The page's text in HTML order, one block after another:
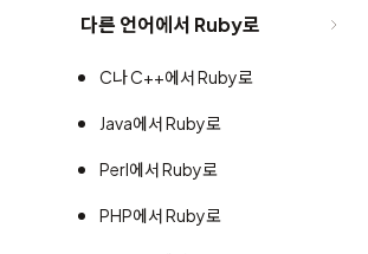
다른 언어에서 Ruby로
C나 C++에서 Ruby로
Java에서 Ruby로
Perl에서 Ruby로
PHP에서 Ruby로